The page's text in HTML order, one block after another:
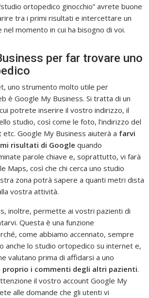
ortopedico ginocchio” avrete buone
tra i primi risultati e intercettare un
momento in cui ha bisogno di voi.
per far trovare uno
uno strumento molto utile per
è Google My Business. Si tratta di un
potrete inserire il vostro indirizzo, il
studio, così come le foto, l’indirizzo del
Google My Business aiuterà a farvi
risultati di Google quando
parole chiave e, soprattutto, vi farà
Maps, così che chi cerca uno studio
zona potrà sapere a quanti metri dista
vostra attività.
inoltre, permette ai vostri pazienti di
Questa è una funzione
come abbiamo accennato, sempre
anche lo studio ortopedico su internet e,
valutano prima di affidarsi a uno
proprio i commenti degli altri pazienti.
il vostro account Google My
alle domande che gli utenti vi